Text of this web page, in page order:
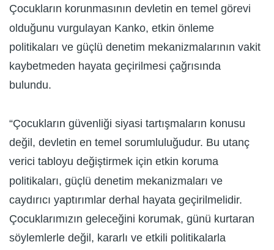
Çocukların korunmasının devletin en temel görevi
olduğunu vurgulayan Kanko, etkin önleme
politikaları ve güçlü denetim mekanizmalarının vakit
kaybetmeden hayata geçirilmesi çağrısında
bulundu.
“Çocukların güvenliği siyasi tartışmaların konusu
değil, devletin en temel sorumluluğudur. Bu utanç
verici tabloyu değiştirmek için etkin koruma
politikaları, güçlü denetim mekanizmaları ve
caydırıcı yaptırımlar derhal hayata geçirilmelidir.
Çocuklarımızın geleceğini korumak, günü kurtaran
söylemlerle değil, kararlı ve etkili politikalarla